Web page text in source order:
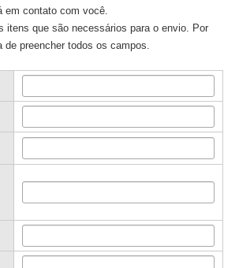
em contato com você.
itens que são necessários para o envio. Por
de preencher todos os campos.